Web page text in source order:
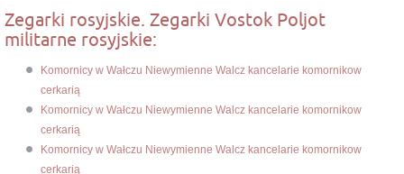
Zegarki rosyjskie. Zegarki Vostok Poljot
militarne rosyjskie:
Komornicy w Wałczu Niewymienne Walcz kancelarie komornikow
cerkarią
Komornicy w Wałczu Niewymienne Walcz kancelarie komornikow
cerkarią
Komornicy w Wałczu Niewymienne Walcz kancelarie komornikow
cerkarią